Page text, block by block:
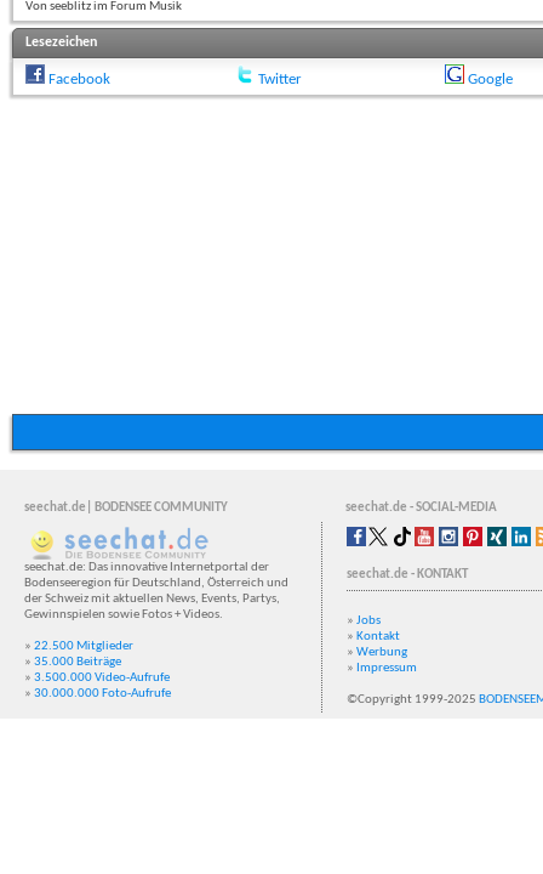
Von seeblitz im Forum Musik
Lesezeichen
Facebook Twitter Google
seechat.de| BODENSEE COMMUNITY seechat.de - SOCIAL-MEDIA
seechat.de: Das innovative Internetportal der
Bodenseeregion für Deutschland, Österreich und
der Schweiz mit aktuellen News, Events, Partys,
Gewinnspielen sowie Fotos + Videos.
» 22.500 Mitglieder
» 35.000 Beiträge
» 3.500.000 Video-Aufrufe
» 30.000.000 Foto-Aufrufe
seechat.de - KONTAKT
» Jobs
» Kontakt
» Werbung
» Impressum
©Copyright 1999-2025